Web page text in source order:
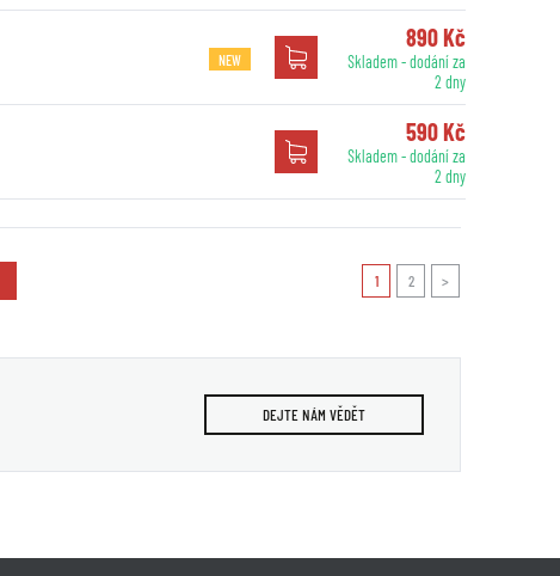
NEW
890 Kč
Skladem - dodání za
2 dny
590 Kč
Skladem - dodání za
2 dny
1 2 >
DEJTE NÁM VĚDĚT